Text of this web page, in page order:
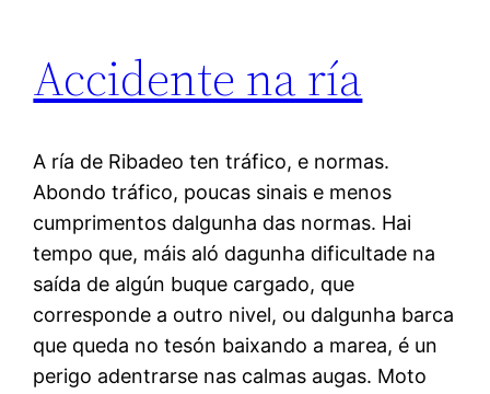
Accidente na ría
A ría de Ribadeo ten tráfico, e normas.
Abondo tráfico, poucas sinais e menos
cumprimentos dalgunha das normas. Hai
tempo que, máis aló dagunha dificultade na
saída de algún buque cargado, que
corresponde a outro nivel, ou dalgunha barca
que queda no tesón baixando a marea, é un
perigo adentrarse nas calmas augas. Moto